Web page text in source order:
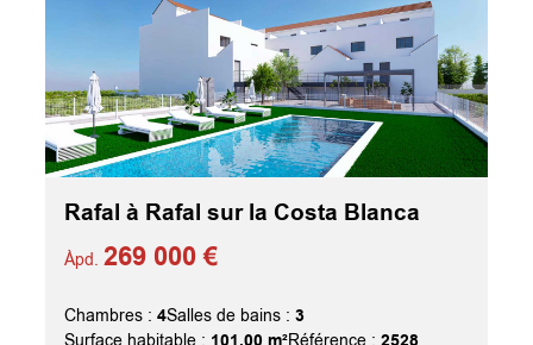
Rafal à Rafal sur la Costa Blanca
Àpd.269 000 €
Chambres :4Salles de bains :3